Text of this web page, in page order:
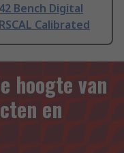
Bench Digital
Calibrated
hoogte van
en